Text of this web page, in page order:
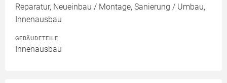
Reparatur, Neueinbau / Montage, Sanierung / Umbau,
Innenausbau
GEBÄUDETEILE
Innenausbau